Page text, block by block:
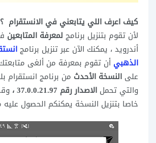
كيف اعرف اللي يتابعني في الانستقرام ؟
لأن تقوم بتنزيل برنامج لمعرفة المتابعين
أندرويد ، يمكنك الآن عبر تنزيل برنامج
الذهبي أن تقوم بمعرفة من ألغى
على النسخة الأحدث من برنامج انستقرام
والتي تحمل الاصدار رقم 37.0.0.21.97 ،
خاصا بتنزيل النسخة يمكنكم الحصول